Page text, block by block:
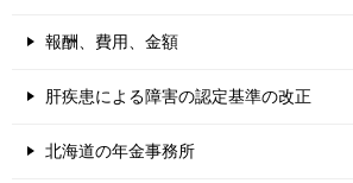
報酬、費用、金額
肝疾患による障害の認定基準の改正
北海道の年金事務所